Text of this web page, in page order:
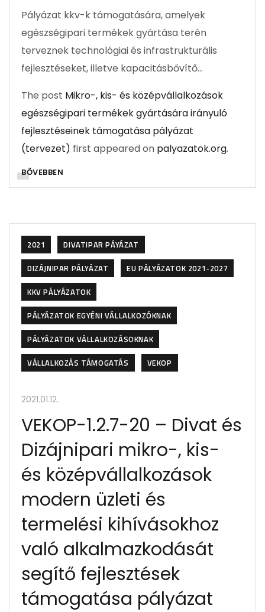
Pályázat kkv-k támogatására, amelyek
egészségipari termékek gyártása terén
terveznek technológiai és infrastrukturális
fejlesztéseket, illetve kapacitásbővítő…
The post Mikro-, kis- és középvállalkozások
egészségipari termékek gyártására irányuló
fejlesztéseinek támogatása pályázat
(tervezet) first appeared on palyazatok.org.
BŐVEBBEN
2021
DIVATIPAR PÁYÁZAT
DIZÁJNIPAR PÁLYÁZAT
EU PÁLYÁZATOK 2021-2027
KKV PÁLYÁZATOK
PÁLYÁZATOK EGYÉNI VÁLLALKOZÓKNAK
PÁLYÁZATOK VÁLLALKOZÁSOKNAK
VÁLLALKOZÁS TÁMOGATÁS
VEKOP
2021.01.12.
VEKOP-1.2.7-20 – Divat és
Dizájnipari mikro-, kis-
és középvállalkozások
modern üzleti és
termelési kihívásokhoz
való alkalmazkodását
segítő fejlesztések
támogatása pályázat